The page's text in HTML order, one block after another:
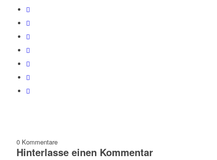
0 Kommentare
Hinterlasse einen Kommentar